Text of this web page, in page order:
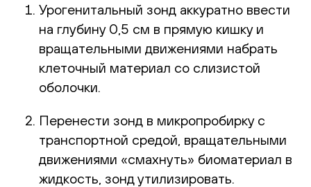
Урогенитальный зонд аккуратно ввести
на глубину 0,5 см в прямую кишку и
вращательными движениями набрать
клеточный материал со слизистой
оболочки.
Перенести зонд в микропробирку с
транспортной средой, вращательными
движениями «смахнуть» биоматериал в
жидкость, зонд утилизировать.